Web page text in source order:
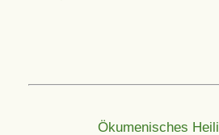
Ökumenisches